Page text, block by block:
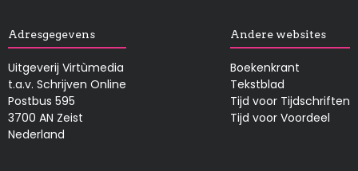
Adresgegevens
Uitgeverij Virtùmedia
t.a.v. Schrijven Online
Postbus 595
3700 AN Zeist
Nederland
Andere websites
Boekenkrant
Tekstblad
Tijd voor Tijdschriften
Tijd voor Voordeel